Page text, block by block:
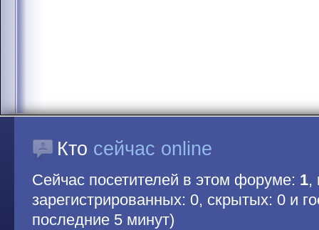
Кто сейчас online
Сейчас посетителей в этом форуме: 1,
зарегистрированных: 0, скрытых: 0 и
последние 5 минут)